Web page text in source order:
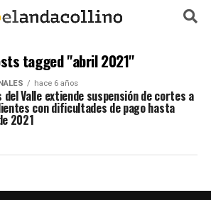
tagged "abril 2021"
hace 6 años
del Valle extiende suspensión de cortes a
con dificultades de pago hasta
2021